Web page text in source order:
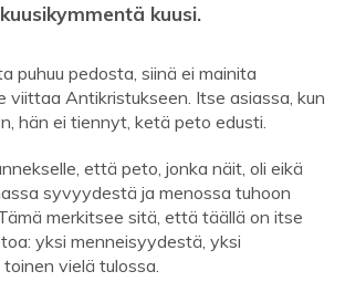
kuusi.
puhuu pedosta, siinä ei mainita
viittaa Antikristukseen. Itse asiassa, kun
hän ei tiennyt, ketä peto edusti.
että peto, jonka näit, oli eikä
syvyydestä ja menossa tuhoon
merkitsee sitä, että täällä on itse
yksi menneisyydestä, yksi
vielä tulossa.